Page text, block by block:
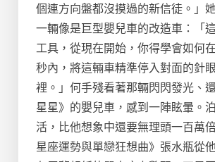
個連方向盤都沒摸過的新信徒。」
一輛像是巨型嬰兒車的改造車：「
工具，從現在開始，你得學會如何
秒內，將這輛車精準停入對面的針
裡。」何手殘看著那輛閃閃發光、
星星》的嬰兒車，感到一陣眩暈。
活，比他想象中還要無理頭一百萬
星座運勢與單戀狂想曲》張水瓶從